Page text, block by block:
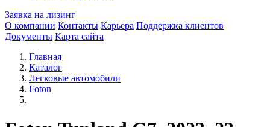
Заявка на лизинг
О компании Контакты Карьера Поддержка клиентов
Документы Карта сайта
Главная
Каталог
Легковые автомобили
Foton